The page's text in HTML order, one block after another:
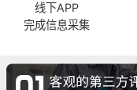
线下APP
完成信息采集